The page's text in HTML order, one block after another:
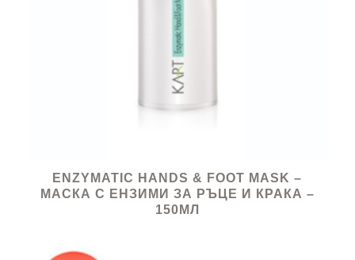
ENZYMATIC HANDS & FOOT MASK –
МАСКА С ЕНЗИМИ ЗА РЪЦЕ И КРАКА –
150МЛ